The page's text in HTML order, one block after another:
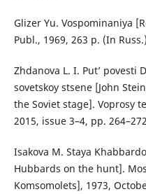
Glizer Yu. Vospominaniya
Publ., 1969, 263 p. (In Russ.)
Zhdanova L. I. Put’ povesti
sovetskoy stsene [John
the Soviet stage]. Voprosy
2015, issue 3–4, pp.
Isakova M. Staya
Hubbards on the hunt].
Komsomolets], 1973,